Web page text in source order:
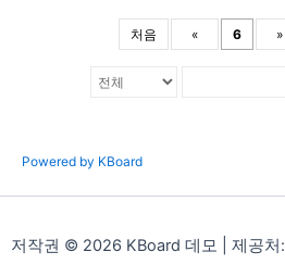
처음 « 6 »
Powered by KBoard
저작권 © 2026 KBoard 데모 | 제공처: